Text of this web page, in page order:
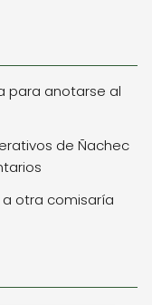
para anotarse al
de Ñachec
otra comisaría